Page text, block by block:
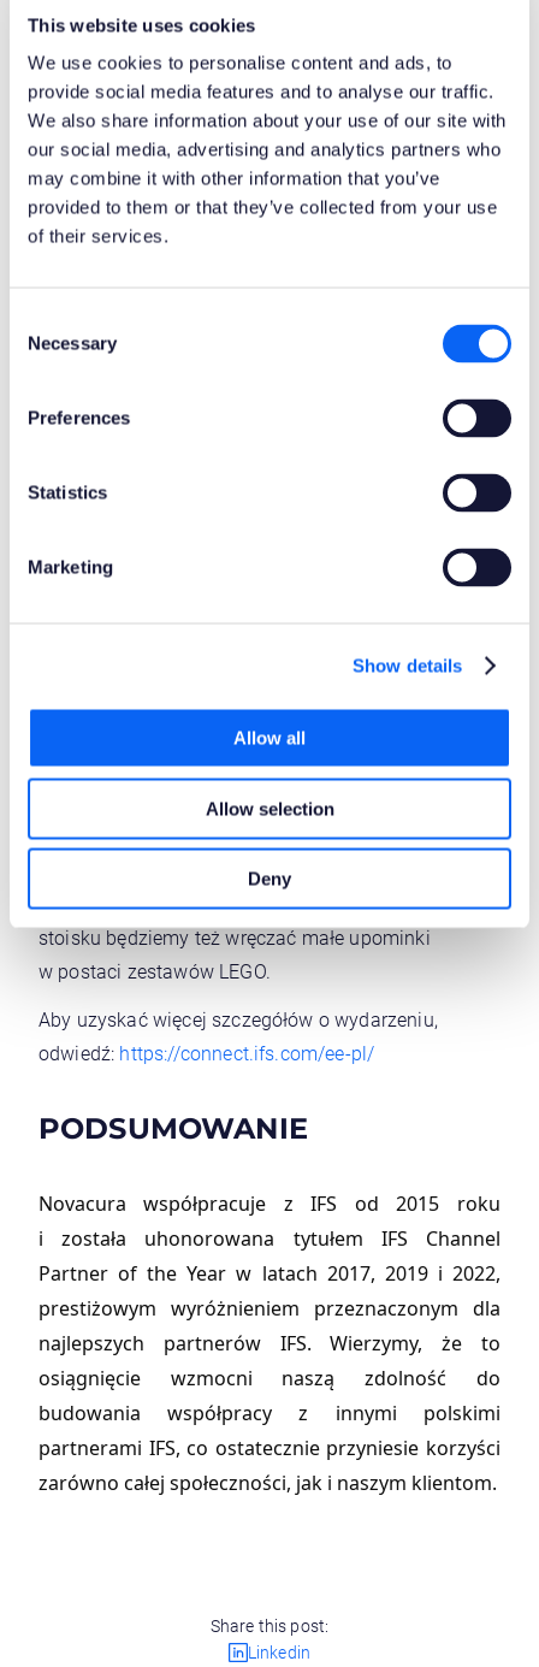
This website uses cookies
We use cookies to personalise content and ads, to
provide social media features and to analyse our traffic.
We also share information about your use of our site with
our social media, advertising and analytics partners who
may combine it with other information that you’ve
provided to them or that they’ve collected from your use
of their services.
Selection
Necessary
Preferences
Statistics
Marketing
Show details
Allow all
Allow selection
Deny
Agility”. Łukasz Majer i Tomasz Czerwiński, wystąpią
drugiego dnia (15 maja), aby omówić „Praktyczne
doświadczenia z 6 udanych upgradów do IFS Cloud”.
Jak uniknąć ryzyka podczas upgradu ERP.
Jakie strategie upgradu wybrać.
Dlaczego 'evergreen’ pozostaje pustym sloganem,
jeśli upgrade jest przeprowadzona niepoprawnie.
Czy warto zacząć upgrade teraz czy poczekać?
Upewnijcie się, że odwiedzisz nasze stoisko w hali
Gdańskiej w hotelu Sofitel Victoria, gdzie spotkasz
naszych prelegentów, w tym Larsa Steen’a,
Wiceprezesa Działu Usług w Novacura. Na naszym
stoisku będziemy też wręczać małe upominki
w postaci zestawów LEGO.
Aby uzyskać więcej szczegółów o wydarzeniu,
odwiedź: https://connect.ifs.com/ee-pl/
PODSUMOWANIE
Novacura współpracuje z IFS od 2015 roku
i została uhonorowana tytułem IFS Channel
Partner of the Year w latach 2017, 2019 i 2022,
prestiżowym wyróżnieniem przeznaczonym dla
najlepszych partnerów IFS. Wierzymy, że to
osiągnięcie wzmocni naszą zdolność do
budowania współpracy z innymi polskimi
partnerami IFS, co ostatecznie przyniesie korzyści
zarówno całej społeczności, jak i naszym klientom.
Share this post:
Linkedin